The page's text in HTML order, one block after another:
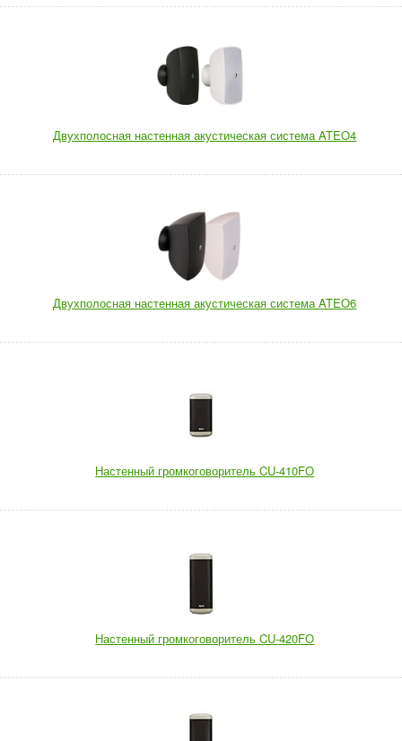
Двухполосная настенная акустическая система ATEO4
Двухполосная настенная акустическая система ATEO6
Настенный громкоговоритель CU-410FO
Настенный громкоговоритель CU-420FO